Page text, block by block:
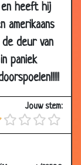
en heeft hij
amerikaans
deur van
paniek
Jouw stem:
2.50
3.02
3.37
2.47